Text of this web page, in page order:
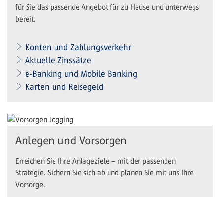
für Sie das passende Angebot für zu Hause und unterwegs
bereit.
Konten und Zahlungsverkehr
Aktuelle Zinssätze
e-Banking und Mobile Banking
Karten und Reisegeld
Anlegen und Vorsorgen
Erreichen Sie Ihre Anlageziele – mit der passenden
Strategie. Sichern Sie sich ab und planen Sie mit uns Ihre
Vorsorge.